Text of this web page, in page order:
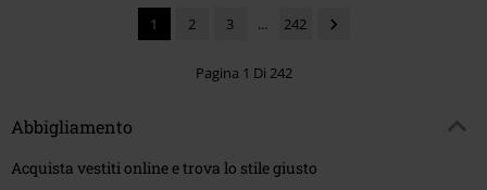
1 2 3 ... 242
Pagina 1 Di 242
Abbigliamento
Acquista vestiti online e trova lo stile giusto